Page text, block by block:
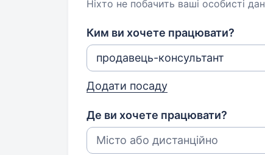
Ніхто не побачить ваші особисті
Ким ви хочете працювати?
Додати посаду
Де ви хочете працювати?